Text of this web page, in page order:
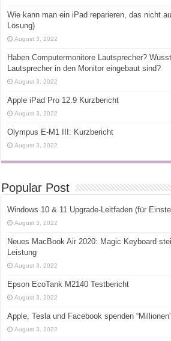
Wie kann man ein iPad reparieren, das nicht
Lösung)
August 3, 2022
Haben Computermonitore Lautsprecher?
Lautsprecher in den Monitor eingebaut sind?
August 3, 2022
Apple iPad Pro 12.9 Kurzbericht
August 3, 2022
Olympus E-M1 III: Kurzbericht
August 3, 2022
Popular Post
Windows 10 & 11 Upgrade-Leitfaden (für
August 3, 2022
Neues MacBook Air 2020: Magic Keyboard
Leistung
August 3, 2022
Epson EcoTank M2140 Testbericht
August 3, 2022
Apple, Tesla und Facebook spenden
August 3, 2022